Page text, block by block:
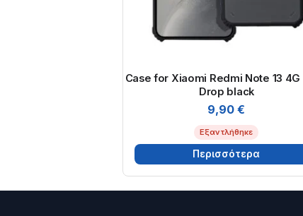
Case for Xiaomi Redmi Note 13
Drop black
9,90€
Εξαντλήθηκε
Περισσότερα